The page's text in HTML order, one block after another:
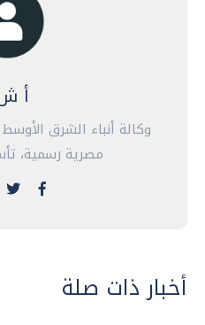
أ
وكالة أنباء الشرق
مصرية رسمية،
أخبار ذات صلة